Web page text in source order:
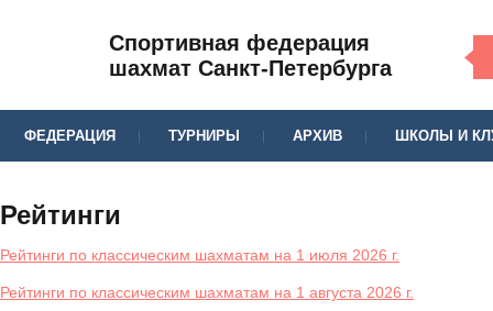
Спортивная федерация
шахмат Санкт-Петербурга
ФЕДЕРАЦИЯ ТУРНИРЫ АРХИВ ШКОЛЫ И
Рейтинги
Рейтинги по классическим шахматам на 1 июля 2026 г.
Рейтинги по классическим шахматам на 1 августа 2026 г.